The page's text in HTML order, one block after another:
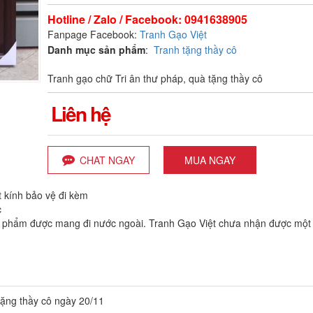
Hotline / Zalo / Facebook: 0941638905
Fanpage Facebook:Tranh Gạo Việt
Danh mục sản phẩm:Tranh tặng thầy cô
Tranh gạo chữ Tri ân thư pháp, quà tặng thầy cô
Liên hệ
CHAT NGAY MUA NGAY
bảo vệ đi kèm
được mang đi nước ngoài. Tranh Gạo Việt chưa nhận được
thầy cô ngày 20/11